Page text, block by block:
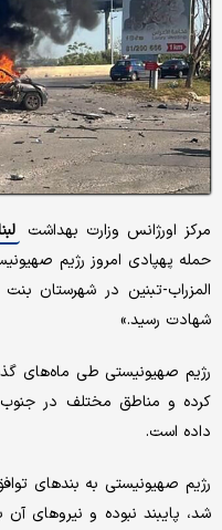
مرکز اورژانس وزارت بهداشت
حمله پهپادی امروز رژیم
المزراب-تبنین در شهرستان
شهادت رسید.»
رژیم صهیونیستی طی ماه‌های
کرده و مناطق مختلف در جنوب
داده است.
شد، پایبند نبوده و نیروهای